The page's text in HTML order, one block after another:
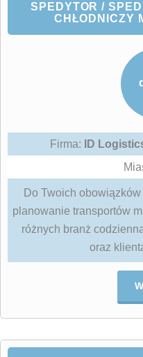
SPEDYTOR /
CHŁODNICZY
Firma:
ID
Do Twoich
planowanie transportów
różnych branż
oraz